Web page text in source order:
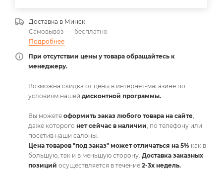
Доставка в Минск
Самовывоз — бесплатно
Подробнее
При отсутствии цены у товара обращайтесь к
менеджеру.
Возможна скидка от цены в интернет-магазине по
условиям нашей дисконтной программы.
Вы можете оформить заказ любого товара на сайте,
даже которого нет сейчас в наличии, по телефону или
посетив наши салоны.
Цена товаров "под заказ" может отличаться на 5% как в
большую, так и в меньшую сторону. Доставка заказных
позиций осуществляется в течение 2-3х недель.